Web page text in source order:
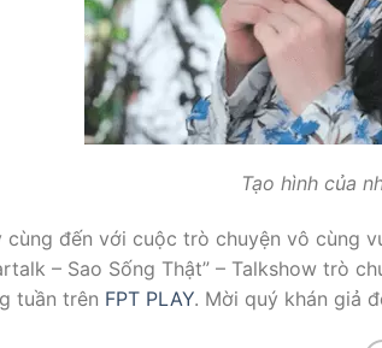
Tạo hình của
cùng đến với cuộc trò chuyện vô cùng
– Sao Sống Thật” – Talkshow trò
tuần trên FPT PLAY. Mời quý khán giả